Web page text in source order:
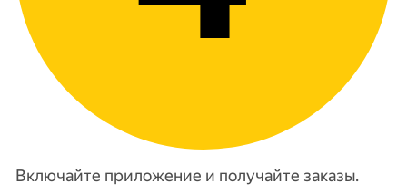
Включайте приложение и получайте заказы.